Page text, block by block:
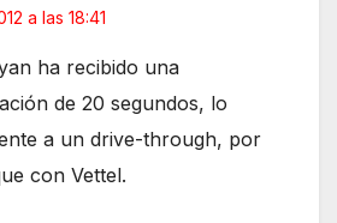
a las 18:41
ha recibido una
de 20 segundos, lo
a un drive-through, por
con Vettel.